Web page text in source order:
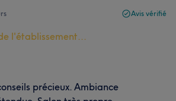
Avis vérifié
l'établissement...
précieux. Ambiance